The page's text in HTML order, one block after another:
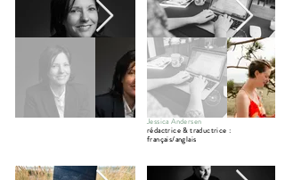
Jessica Andersen
rédactrice & traductrice :
français/anglais